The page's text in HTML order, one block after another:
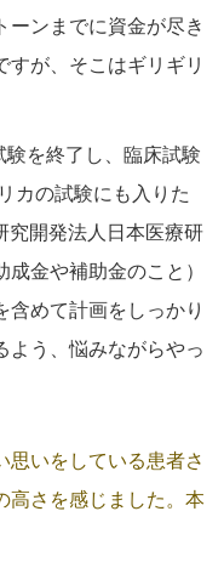
ーンまでに資金が尽き
すが、そこはギリギリ
を終了し、臨床試験
カの試験にも入りた
究開発法人日本医療研
金や補助金のこと）
含めて計画をしっかり
よう、悩みながらやっ
思いをしている患者さ
高さを感じました。本